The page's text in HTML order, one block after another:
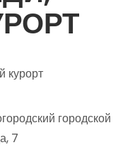
курорт
городской
7